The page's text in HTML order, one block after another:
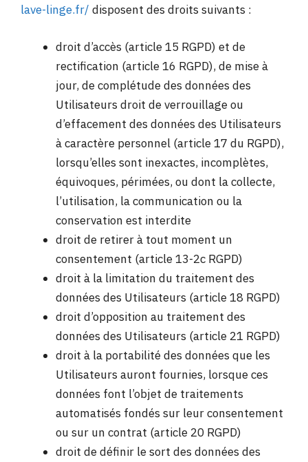
lave-linge.fr/ disposent des droits suivants :
droit d’accès (article 15 RGPD) et de
rectification (article 16 RGPD), de mise à
jour, de complétude des données des
Utilisateurs droit de verrouillage ou
d’effacement des données des Utilisateurs
à caractère personnel (article 17 du RGPD),
lorsqu’elles sont inexactes, incomplètes,
équivoques, périmées, ou dont la collecte,
l’utilisation, la communication ou la
conservation est interdite
droit de retirer à tout moment un
consentement (article 13-2c RGPD)
droit à la limitation du traitement des
données des Utilisateurs (article 18 RGPD)
droit d’opposition au traitement des
données des Utilisateurs (article 21 RGPD)
droit à la portabilité des données que les
Utilisateurs auront fournies, lorsque ces
données font l’objet de traitements
automatisés fondés sur leur consentement
ou sur un contrat (article 20 RGPD)
droit de définir le sort des données des